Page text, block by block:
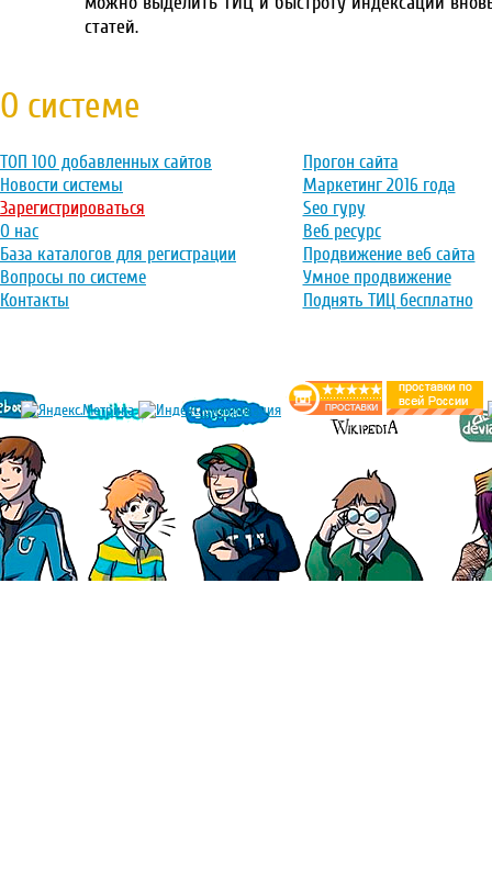
статей.
О системе
ТОП 100 добавленных сайтов
Новости системы
Зарегистрироваться
О нас
База каталогов для регистрации
Вопросы по системе
Контакты
Прогон сайта
Маркетинг 2016 года
Seo гуру
Веб ресурс
Продвижение веб сайта
Умное продвижение
Поднять ТИЦ бесплатно